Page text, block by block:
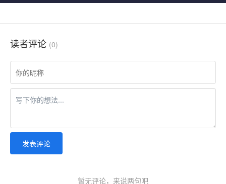
读者评论 (0)
发表评论
暂无评论，来说两句吧